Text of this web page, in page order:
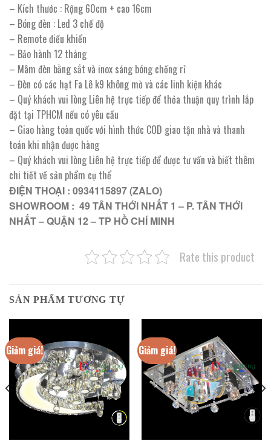
– Kích thước : Rộng 60cm + cao 16cm
– Bóng đèn : Led 3 chế độ
– Remote điều khiển
– Bảo hành 12 tháng
– Mâm đèn bằng sắt và inox sáng bóng chống rỉ
– Đèn có các hạt Fa Lê k9 không mờ và các linh kiện khác
– Quý khách vui lòng Liên hệ trực tiếp để thỏa thuận quy trình lắp
đặt tại TPHCM nếu có yêu cầu
– Giao hàng toàn quốc với hình thức COD giao tận nhà và thanh
toán khi nhận được hàng
– Quý khách vui lòng Liên hệ trực tiếp để được tư vấn và biết thêm
chi tiết về sản phẩm cụ thể
ĐIỆN THOẠI : 0934115897 (ZALO)
SHOWROOM : 49 TÂN THỚI NHẤT 1 – P. TÂN THỚI
NHẤT – QUẬN 12 – TP HỒ CHÍ MINH
Rate this product
SẢN PHẨM TƯƠNG TỰ
Giảm giá! Giảm giá!